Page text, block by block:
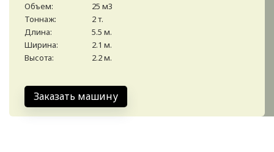
Объем:
25 м3
Тоннаж:
2 т.
Длина:
5.5 м.
Ширина:
2.1 м.
Высота:
2.2 м.
Заказать машину